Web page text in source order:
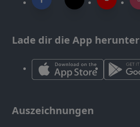
Lade dir die App herunter
Auszeichnungen